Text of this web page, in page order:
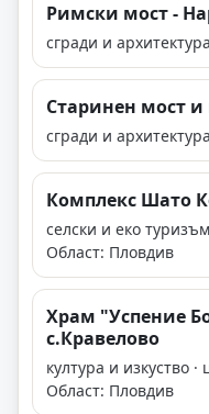
Римски мост -
сгради и
Старинен мост
сгради и
Комплекс Шато
селски и еко
Област: Пловдив
Храм "Успение
с.Кравелово
култура и изкуство
Област: Пловдив